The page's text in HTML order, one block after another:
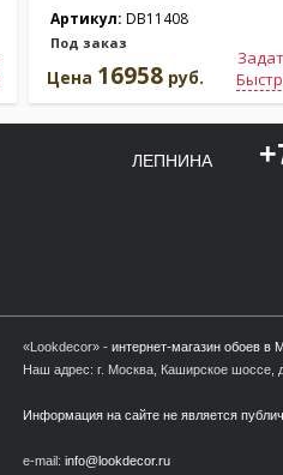
Артикул: DB11408
Под заказ
Цена 16958 руб.
ЛЕПНИНА
«Lookdecor» - интернет-магазин обоев в
Наш адрес: г. Москва, Каширское шоссе,
Информация на сайте не является
e-mail: info@lookdecor.ru